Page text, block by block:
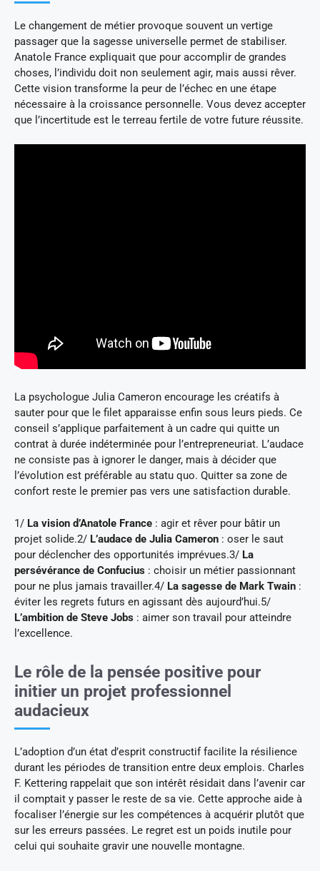
Le changement de métier provoque souvent un vertige
passager que la sagesse universelle permet de stabiliser.
Anatole France expliquait que pour accomplir de grandes
choses, l’individu doit non seulement agir, mais aussi rêver.
Cette vision transforme la peur de l’échec en une étape
nécessaire à la croissance personnelle. Vous devez accepter
que l’incertitude est le terreau fertile de votre future réussite.
La psychologue Julia Cameron encourage les créatifs à
sauter pour que le filet apparaisse enfin sous leurs pieds. Ce
conseil s’applique parfaitement à un cadre qui quitte un
contrat à durée indéterminée pour l’entrepreneuriat. L’audace
ne consiste pas à ignorer le danger, mais à décider que
l’évolution est préférable au statu quo. Quitter sa zone de
confort reste le premier pas vers une satisfaction durable.
1/ La vision d’Anatole France : agir et rêver pour bâtir un
projet solide.2/ L’audace de Julia Cameron : oser le saut
pour déclencher des opportunités imprévues.3/ La
persévérance de Confucius : choisir un métier passionnant
pour ne plus jamais travailler.4/ La sagesse de Mark Twain :
éviter les regrets futurs en agissant dès aujourd’hui.5/
L’ambition de Steve Jobs : aimer son travail pour atteindre
l’excellence.
Le rôle de la pensée positive pour
initier un projet professionnel
audacieux
L’adoption d’un état d’esprit constructif facilite la résilience
durant les périodes de transition entre deux emplois. Charles
F. Kettering rappelait que son intérêt résidait dans l’avenir car
il comptait y passer le reste de sa vie. Cette approche aide à
focaliser l’énergie sur les compétences à acquérir plutôt que
sur les erreurs passées. Le regret est un poids inutile pour
celui qui souhaite gravir une nouvelle montagne.